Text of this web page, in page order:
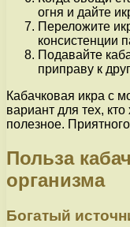
огня и дайте
Переложите
консистенции
Подавайте
приправу к
Кабачковая икра с
вариант для тех,
полезное.
Польза
организма
Богатый